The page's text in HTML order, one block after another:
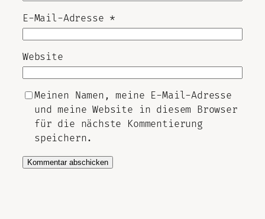
E-Mail-Adresse *
Website
Meinen Namen, meine E-Mail-Adresse
und meine Website in diesem Browser
für die nächste Kommentierung
speichern.